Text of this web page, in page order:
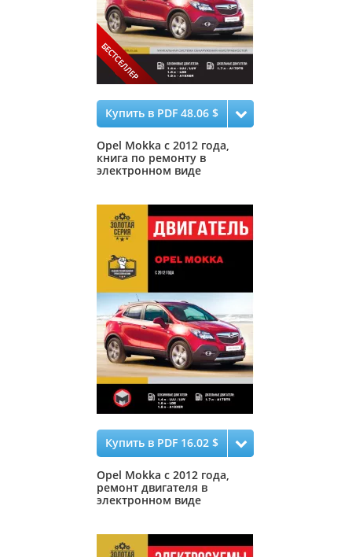
Купить в PDF 48.06 $
Opel Mokka с 2012 года,
книга по ремонту в
электронном виде
Купить в PDF 16.02 $
Opel Mokka с 2012 года,
ремонт двигателя в
электронном виде